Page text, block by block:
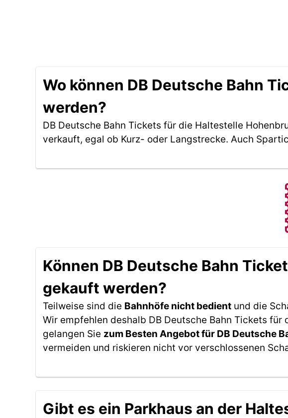
Wo können DB Deutsche Bahn
werden?
DB Deutsche Bahn Tickets für die Haltestelle
verkauft, egal ob Kurz- oder Langstrecke. Auch
Können DB Deutsche Bahn
gekauft werden?
Teilweise sind die Bahnhöfe nicht bedient und die
Wir empfehlen deshalb DB Deutsche Bahn Tickets
gelangen Sie zum Besten Angebot für DB Deutsche
vermeiden und riskieren nicht vor verschlossenen
Gibt es ein Parkhaus an der